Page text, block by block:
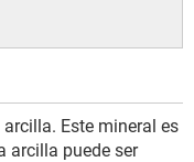
Este mineral es
arcilla puede ser